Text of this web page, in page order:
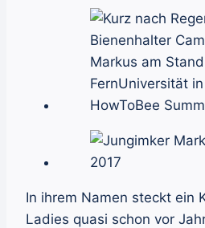
In ihrem Namen steckt ein
Ladies quasi schon vor